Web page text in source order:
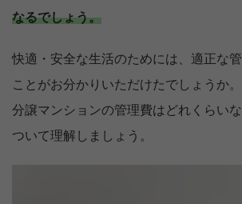
なるでしょう。
快適・安全な生活のためには、適正な
ことがお分かりいただけたでしょうか
分譲マンションの管理費はどれくらい
ついて理解しましょう。